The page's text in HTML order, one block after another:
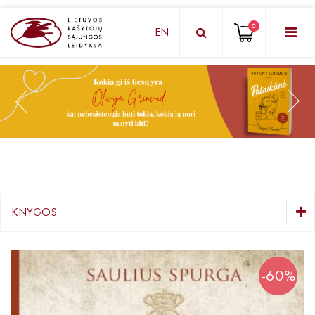
KNYGŲ DĖŽUTĖ - STAIGMENA
Grožinė literatūra
Knygos su autografais
KNYGOS PIGIAU
EN 0
KNYGOS:
Grožinė literatūra
Knygos vaikams ir paaugliams
Negrožinė literatūra
-60%